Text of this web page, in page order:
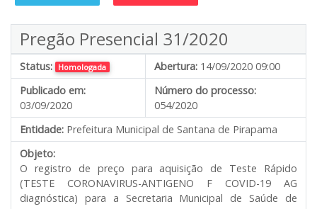
Pregão Presencial 31/2020
Status: Homologada Abertura: 14/09/2020 09:00
Publicado em:
03/09/2020
Número do processo:
054/2020
Entidade: Prefeitura Municipal de Santana de Pirapama
Objeto:
O registro de preço para aquisição de Teste Rápido
(TESTE CORONAVIRUS-ANTIGENO F COVID-19 AG
diagnóstica) para a Secretaria Municipal de Saúde de